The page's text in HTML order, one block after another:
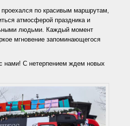
по красивым маршрутам,
атмосферой праздника и
людьми. Каждый момент
мгновение запоминающегося
нами! С нетерпением ждем новых